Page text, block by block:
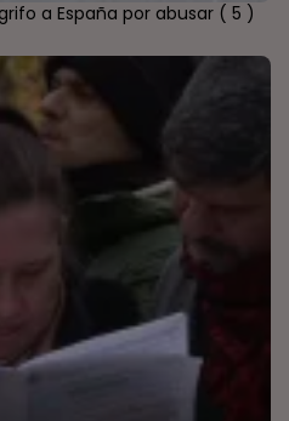
a España por abusar ( 5 )